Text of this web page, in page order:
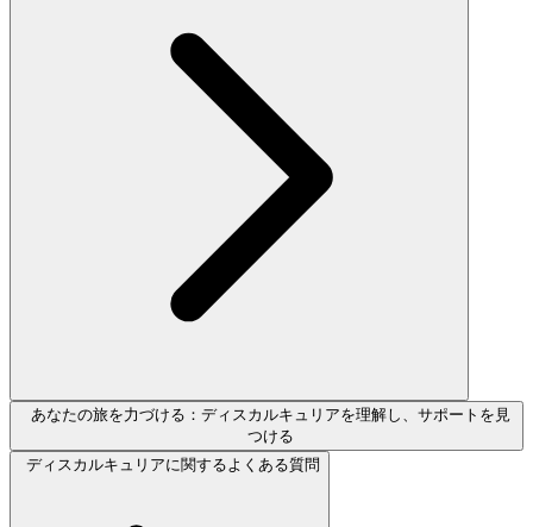
あなたの旅を力づける：ディスカルキュリアを理解し、サポートを見
つける
ディスカルキュリアに関するよくある質問